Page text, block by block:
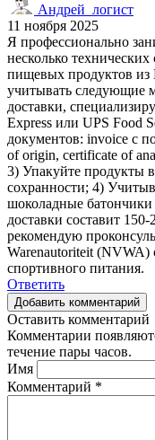
Андрей_логист
11 ноября 2025
Я профессионально
несколько
пищевых продуктов
учитывать следующие
доставки,
Express или UPS Food
документов: invoice с
of origin, certificate of
3) Упакуйте продукты
сохранности; 4)
шоколадные батончики
доставки составит
рекомендую
Warenautoriteit (NVWA)
спортивного питания.
Ответить
Добавить комментарий
Оставить комментарий
Комментарии
течение пары часов.
Имя
Комментарий *